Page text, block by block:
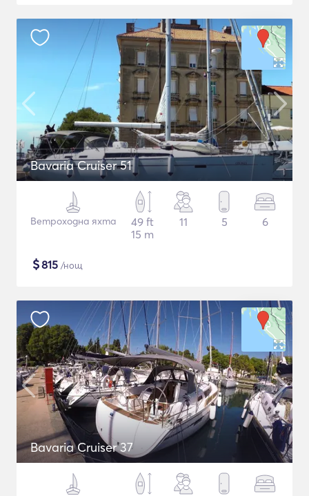
Bavaria Cruiser 51
Ветроходна яхта
49 ft
15 m
11 5 6
$815 /нощ
Bavaria Cruiser 37